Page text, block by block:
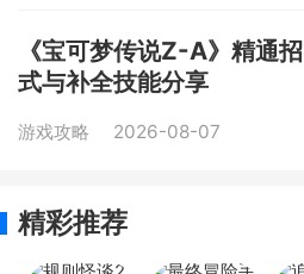
《宝可梦传说Z-A》精通招
式与补全技能分享
游戏攻略 2026-08-07
精彩推荐